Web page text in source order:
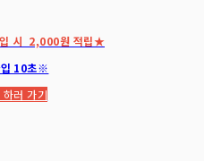
시 2,000원 적립★
10초※
러 가기